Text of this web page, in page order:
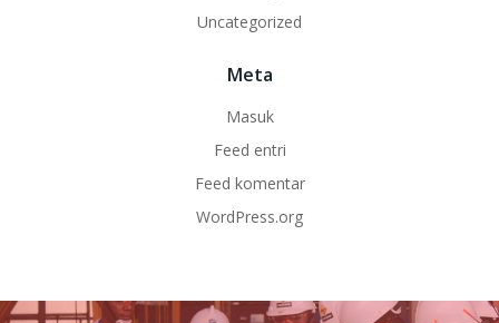
Uncategorized
Meta
Masuk
Feed entri
Feed komentar
WordPress.org